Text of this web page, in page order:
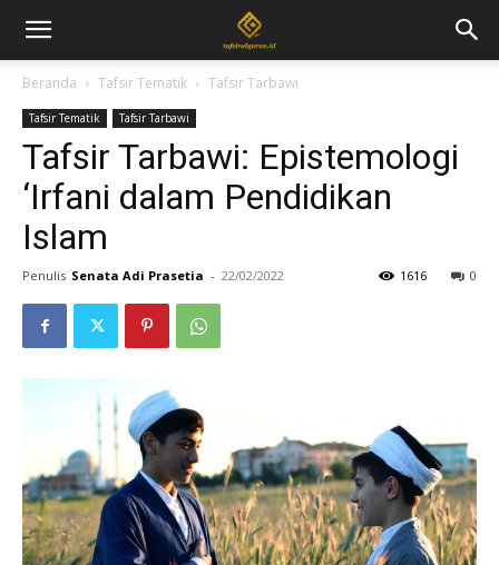
Beranda Tafsir Tematik Tafsir Tarbawi
Tafsir Tematik Tafsir Tarbawi
Tafsir Tarbawi: Epistemologi
‘Irfani dalam Pendidikan
Islam
Penulis Senata Adi Prasetia - 22/02/2022 0
1616